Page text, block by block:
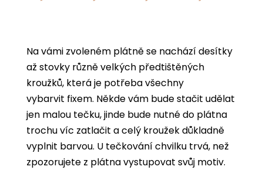
Na vámi zvoleném plátně se nachází desítky
až stovky různě velkých předtištěných
kroužků, která je potřeba všechny
vybarvit fixem. Někde vám bude stačit udělat
jen malou tečku, jinde bude nutné do plátna
trochu víc zatlačit a celý kroužek důkladně
vyplnit barvou. U tečkování chvilku trvá, než
zpozorujete z plátna vystupovat svůj motiv.